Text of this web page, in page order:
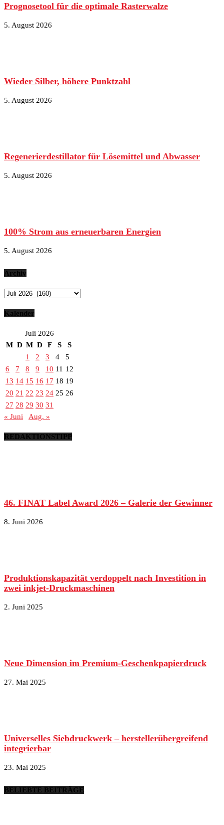
Prognosetool für die optimale Rasterwalze
5. August 2026
Wieder Silber, höhere Punktzahl
5. August 2026
Regenerierdestillator für Lösemittel und Abwasser
5. August 2026
100% Strom aus erneuerbaren Energien
5. August 2026
Archiv
Archiv
Kalender
Juli 2026
M D M D F S
S
1
2 3 4
5
6
7 8 9 10 11 12
13 14 15 16 17 18 19
20 21 22 23 24 25 26
27 28 29 30 31
« Juni
Aug. »
REDAKTIONSTIPP
46. FINAT Label Award 2026 – Galerie der Gewinner
8. Juni 2026
Produktionskapazität verdoppelt nach Investition in
zwei inkjet-Druckmaschinen
2. Juni 2025
Neue Dimension im Premium-Geschenkpapierdruck
27. Mai 2025
Universelles Siebdruckwerk – herstellerübergreifend
integrierbar
23. Mai 2025
BELIEBTE BEITRÄGE